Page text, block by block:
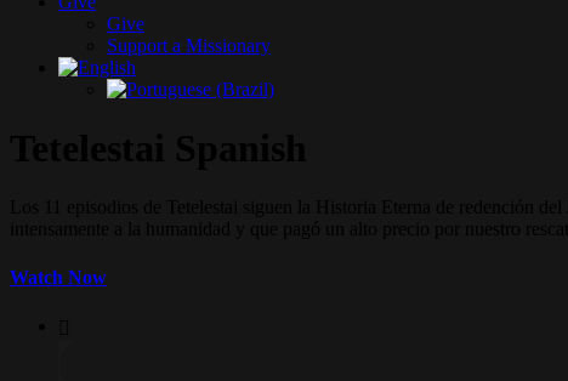
Give
Support a Missionary
Watch Now